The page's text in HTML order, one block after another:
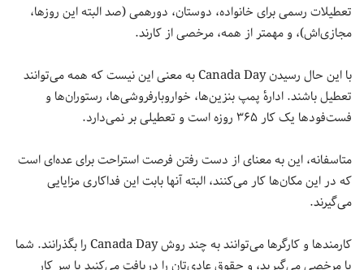
تعطیلات رسمی برای خانواده، دوستان، دورهمی (صد البته این روزها،
مجازی‌اش)، و مهمتر از همه، مرخصی از کارند.
با این حال رسیدن Canada Day به معنی این نیست که همه می‌توانند
تعطیل باشند. ادارهٔ پمپ بنزین‌ها، خواروبارفروشی‌ها، رستوران‌ها و
فست‌فودها یک کار ۳۶۵ روزه است و تعطیلی بر نمی‌دارد.
متاسفانه، این به معنای از دست رفتن فرصت استراحت برای عده‌ای است
که در این مکان‌ها کار می‌کنند، البته آنها بابت این فداکاری مزایایی
می‌گیرند.
کارمندها و کارگرها می‌توانند به چند روش Canada Day را بگذرانند. شما
یا مرخصی می‌گیرید، و حقوق عادی‌تان را دریافت می‌کنید یا سر کار